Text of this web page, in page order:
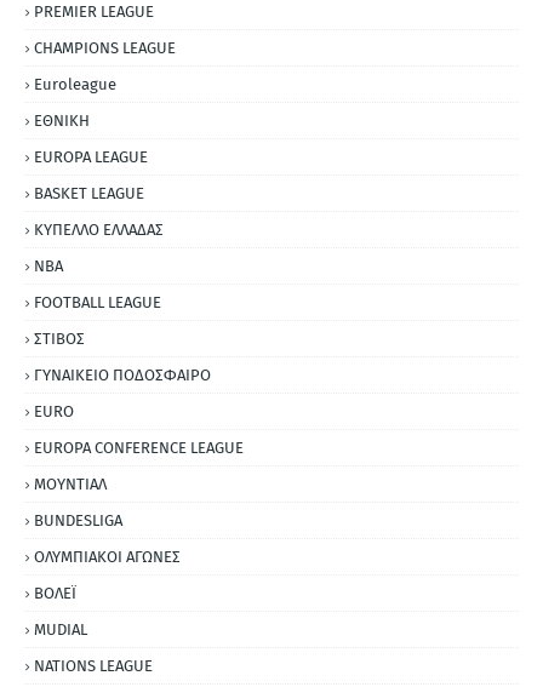
PREMIER LEAGUE
CHAMPIONS LEAGUE
Euroleague
ΕΘΝΙΚΗ
EUROPA LEAGUE
BASKET LEAGUE
ΚΥΠΕΛΛΟ ΕΛΛΑΔΑΣ
NBA
FOOTBALL LEAGUE
ΣΤΙΒΟΣ
ΓΥΝΑΙΚΕΙΟ ΠΟΔΟΣΦΑΙΡΟ
EURO
EUROPA CONFERENCE LEAGUE
ΜΟΥΝΤΙΑΛ
BUNDESLIGA
ΟΛΥΜΠΙΑΚΟΙ ΑΓΩΝΕΣ
ΒΟΛΕΪ
MUDIAL
NATIONS LEAGUE